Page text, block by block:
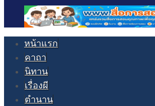
หน้าแรก
คาถา
นิทาน
เรื่องผี
ตำนาน